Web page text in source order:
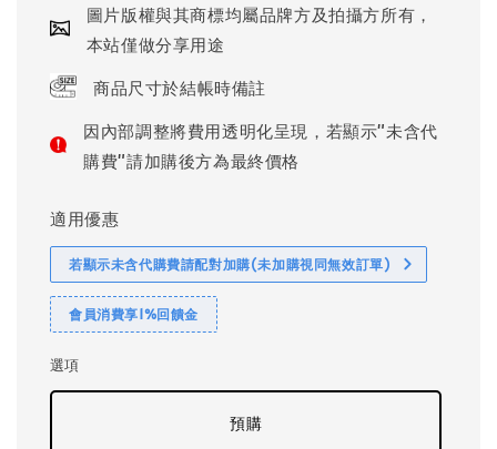
圖片版權與其商標均屬品牌方及拍攝方所有，
本站僅做分享用途
商品尺寸於結帳時備註
因內部調整將費用透明化呈現，若顯示"未含代
購費"請加購後方為最終價格
適用優惠
若顯示未含代購費請配對加購(未加購視同無效訂單)
會員消費享1%回饋金
選項
預購